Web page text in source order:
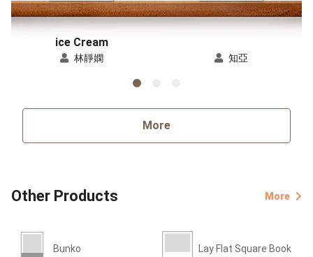
ice Cream
林靜嫻 知亞
More
Other Products More
Bunko Lay Flat Square Book